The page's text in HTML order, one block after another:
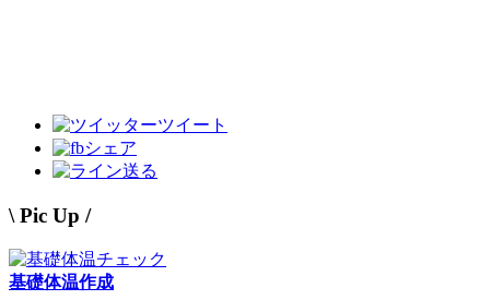
ツイート
シェア
送る
\ Pic Up /
基礎体温作成